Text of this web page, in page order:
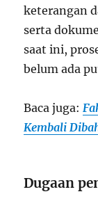
keterangan
serta
saat ini,
belum ada
Baca juga:
Kembali
Dugaan